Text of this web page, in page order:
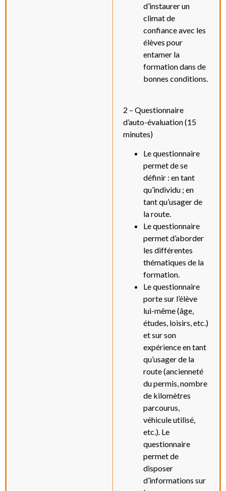
d’instaurer un
climat de
confiance avec les
élèves pour
entamer la
formation dans de
bonnes conditions.
2 – Questionnaire
d’auto-évaluation (15
minutes)
Le questionnaire
permet de se
définir : en tant
qu’individu ; en
tant qu’usager de
la route.
Le questionnaire
permet d’aborder
les différentes
thématiques de la
formation.
Le questionnaire
porte sur l’élève
lui-même (âge,
études, loisirs, etc.)
et sur son
expérience en tant
qu’usager de la
route (ancienneté
du permis, nombre
de kilomètres
parcourus,
véhicule utilisé,
etc.). Le
questionnaire
permet de
disposer
d’informations sur